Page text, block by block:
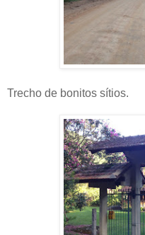
Trecho de bonitos sítios.